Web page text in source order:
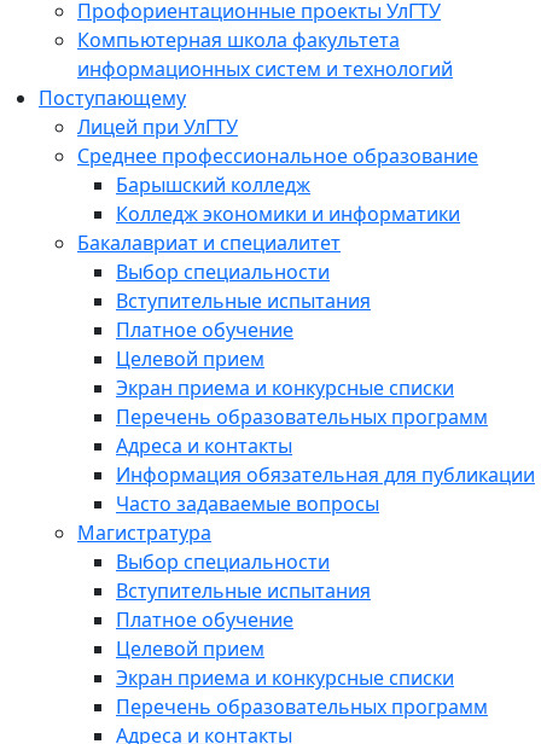
Профориентационные проекты УлГТУ
Компьютерная школа факультета
информационных систем и технологий
Поступающему
Лицей при УлГТУ
Среднее профессиональное образование
Барышский колледж
Колледж экономики и информатики
Бакалавриат и специалитет
Выбор специальности
Вступительные испытания
Платное обучение
Целевой прием
Экран приема и конкурсные списки
Перечень образовательных программ
Адреса и контакты
Информация обязательная для публикации
Часто задаваемые вопросы
Магистратура
Выбор специальности
Вступительные испытания
Платное обучение
Целевой прием
Экран приема и конкурсные списки
Перечень образовательных программ
Адреса и контакты